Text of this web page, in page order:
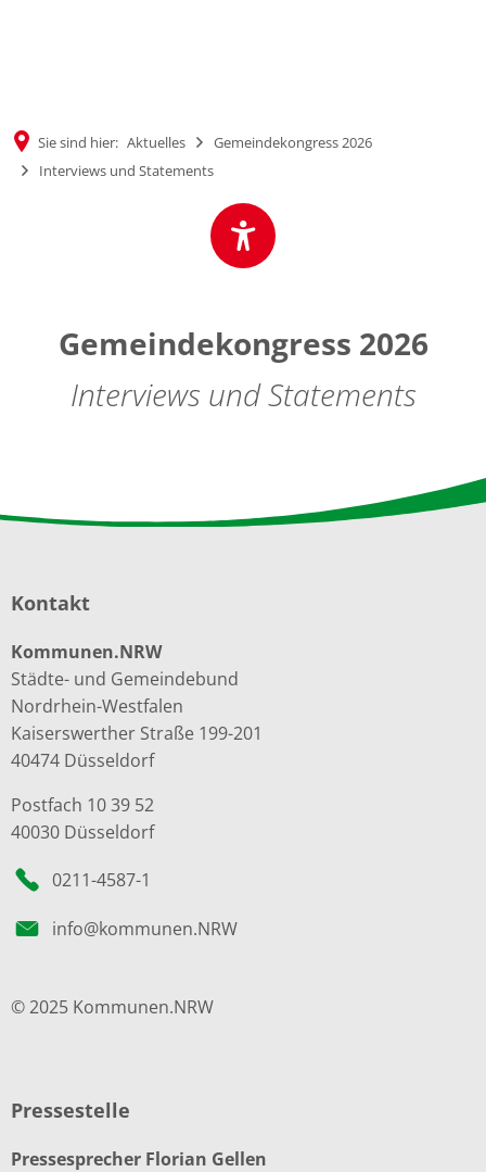
Sie sind hier: Aktuelles
Gemeindekongress 2026
Interviews und Statements
Gemeindekongress 2026
Interviews und Statements
Kontakt
Kommunen.NRW
Städte- und Gemeindebund
Nordrhein-Westfalen
Kaiserswerther Straße 199-201
40474 Düsseldorf
Postfach 10 39 52
40030 Düsseldorf
0211-4587-1
info@kommunen.NRW
© 2025 Kommunen.NRW
Pressestelle
Pressesprecher Florian Gellen